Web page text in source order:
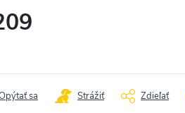
sa Strážiť Zdieľať